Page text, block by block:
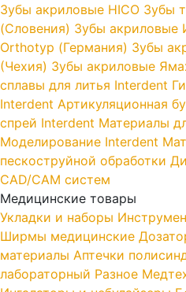
Зубы акриловые HICO Зубы
(Словения) Зубы акриловые
Orthotyp (Германия) Зубы
(Чехия) Зубы акриловые
сплавы для литья Interdent
Interdent Артикуляционная
спрей Interdent Материалы
Моделирование Interdent
пескоструйной обработки
CAD/CAM систем
Медицинские товары
Укладки и наборы
Ширмы медицинские
материалы Аптечки
лабораторный Разное